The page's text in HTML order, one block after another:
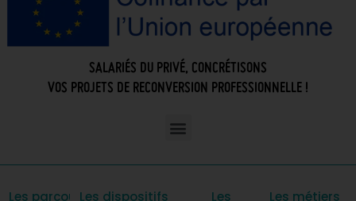
SALARIÉS DU PRIVÉ, CONCRÉTISONS
VOS PROJETS DE RECONVERSION PROFESSIONNELLE !
Les parcoursLes dispositifs
Les
Les métiers